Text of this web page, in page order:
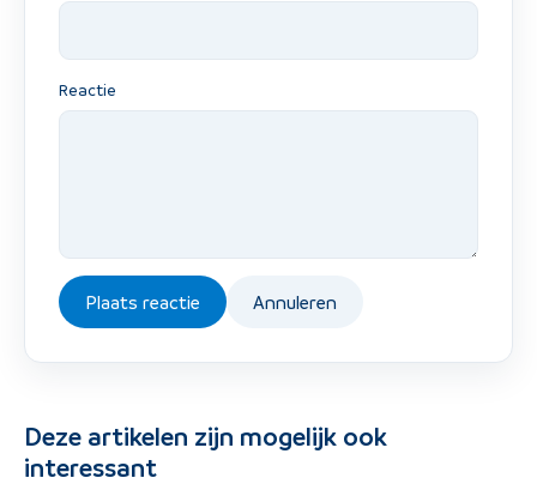
Reactie
Plaats reactie Annuleren
Deze artikelen zijn mogelijk ook
interessant